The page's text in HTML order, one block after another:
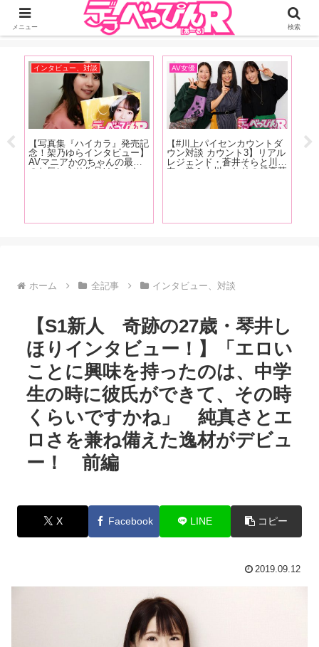
ジーオーティーが運営するちょっとHなニュースサイ。サイト内のリンクには
DMMアフィリエイトが含まれているものがあります
インタビュー、対談
【写真集『ハイカラ』発売記
念！架乃ゆらインタビュー】
AVマニアかのちゃんの最近
のお気に入り作品は？「やっ
AV女優
【#川上パイセンカウントダ
ウン対談 カウント3】リアル
レジェンド・蒼井そらと川上
奈々美＆古川いおりの超豪華
【
ホーム 全記事 インタビュー、対談
【S1新人 奇跡の27歳・琴井し
ほりインタビュー！】「エロい
ことに興味を持ったのは、中学
生の時に彼氏ができて、その時
くらいですかね」 純真さとエ
ロさを兼ね備えた逸材がデビュ
ー！ 前編
X Facebook LINE コピー
2019.09.12
メニュー 検索